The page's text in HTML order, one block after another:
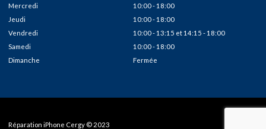
Mercredi
10:00 - 18:00
Jeudi
10:00 - 18:00
Vendredi
10:00 - 13:15 et14:15 - 18:00
Samedi
10:00 - 18:00
Dimanche
Fermée
Réparation iPhone Cergy © 2023